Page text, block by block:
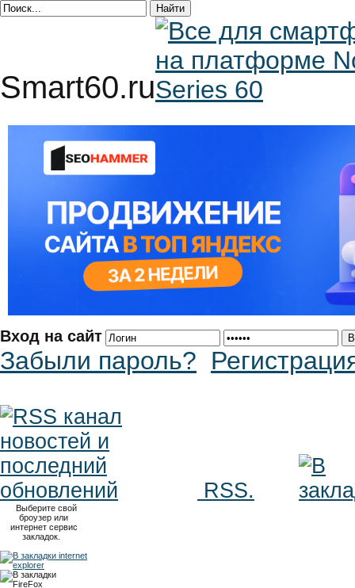
Smart60.ru
Вход на сайт
Забыли пароль?
RSS.
Выберите свой
броузер или
интернет сервис
закладок.